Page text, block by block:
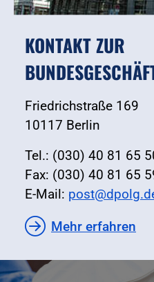
KONTAKT ZUR
Friedrichstraße 169
10117 Berlin
Tel.: (030) 40 81 65
Fax: (030) 40 81 65
E-Mail:
Mehr erfahren